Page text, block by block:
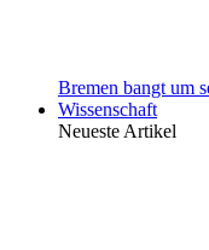
Bremen bangt um
Wissenschaft
Neueste Artikel